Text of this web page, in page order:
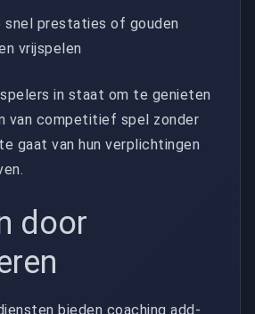
snel prestaties of gouden
vrijspelen
in staat om te genieten
van competitief spel zonder
gaat van hun verplichtingen
door
bieden coaching add-